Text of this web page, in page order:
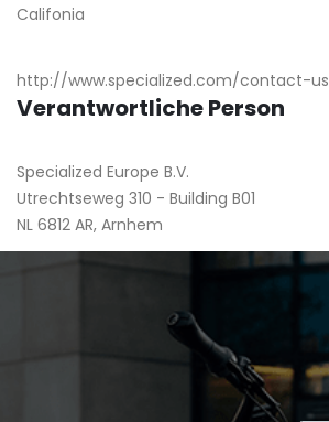
Califonia
http://www.specialized.com/contact-us
Verantwortliche Person
Specialized Europe B.V.
Utrechtseweg 310 - Building B01
NL 6812 AR, Arnhem